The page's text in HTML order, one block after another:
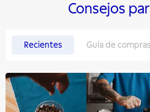
Consejos
Recientes Guía de compras